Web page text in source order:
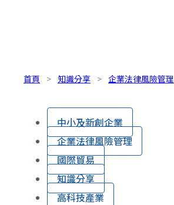
首頁 > 知識分享 > 企業法律風險管理
中小及新創企業
企業法律風險管理
國際貿易
知識分享
高科技產業